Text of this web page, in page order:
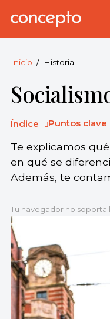
Concepto.
derechos
reservados.
Inicio Historia
Índice Puntos clave
Te explicamos
en qué se
Además, te
Tu navegador no soporta